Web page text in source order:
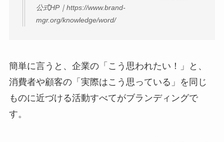
公式HP｜https://www.brand-
mgr.org/knowledge/word/
簡単に言うと、企業の「こう思われたい！」と、
消費者や顧客の「実際はこう思っている」を同じ
ものに近づける活動すべてがブランディングで
す。